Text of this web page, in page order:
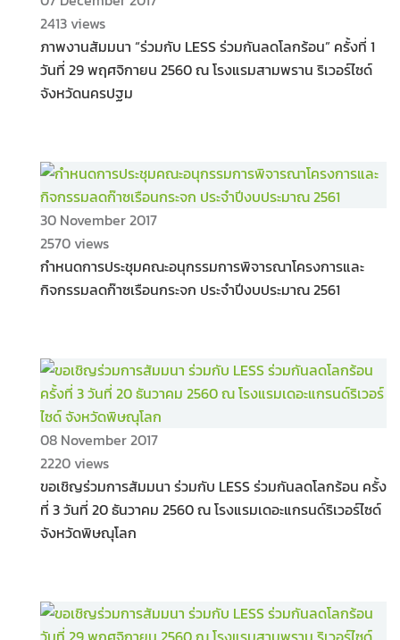
2413 views
ภาพงานสัมมนา “ร่วมกับ LESS ร่วมกันลดโลกร้อน” ครั้งที่ 1
วันที่ 29 พฤศจิกายน 2560 ณ โรงแรมสามพราน ริเวอร์ไซด์
จังหวัดนครปฐม
30 November 2017
2570 views
กำหนดการประชุมคณะอนุกรรมการพิจารณาโครงการและ
กิจกรรมลดก๊าซเรือนกระจก ประจำปีงบประมาณ 2561
08 November 2017
2220 views
ขอเชิญร่วมการสัมมนา ร่วมกับ LESS ร่วมกันลดโลกร้อน ครั้ง
ที่ 3 วันที่ 20 ธันวาคม 2560 ณ โรงแรมเดอะแกรนด์ริเวอร์ไซด์
จังหวัดพิษณุโลก